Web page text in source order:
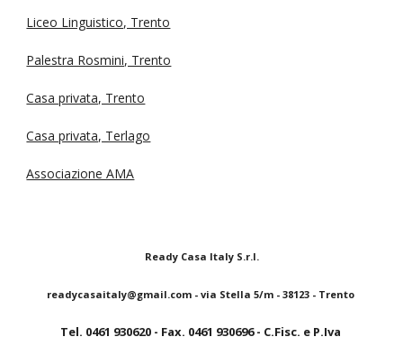
Liceo Linguistico, Trento
Palestra Rosmini, Trento
Casa privata, Trento
Casa privata, Terlago
Associazione AMA
Ready Casa Italy S.r.l.
readycasaitaly@gmail.com - via Stella 5/m - 38123 - Trento
Tel. 0461 930620 - Fax. 0461 930696 - C.Fisc. e P.Iva